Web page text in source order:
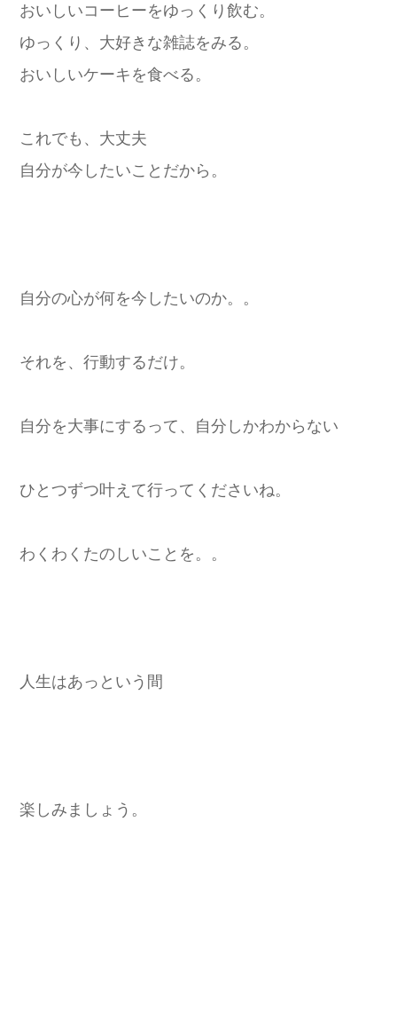
おいしいコーヒーをゆっくり飲む。
ゆっくり、大好きな雑誌をみる。
おいしいケーキを食べる。
これでも、大丈夫
自分が今したいことだから。
自分の心が何を今したいのか。。
それを、行動するだけ。
自分を大事にするって、自分しかわからない
ひとつずつ叶えて行ってくださいね。
わくわくたのしいことを。。
人生はあっという間
楽しみましょう。